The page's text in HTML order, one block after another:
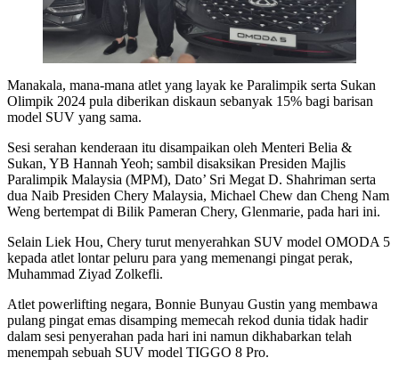
Manakala, mana-mana atlet yang layak ke Paralimpik serta Sukan
Olimpik 2024 pula diberikan diskaun sebanyak 15% bagi barisan
model SUV yang sama.
Sesi serahan kenderaan itu disampaikan oleh Menteri Belia &
Sukan, YB Hannah Yeoh; sambil disaksikan Presiden Majlis
Paralimpik Malaysia (MPM), Dato’ Sri Megat D. Shahriman serta
dua Naib Presiden Chery Malaysia, Michael Chew dan Cheng Nam
Weng bertempat di Bilik Pameran Chery, Glenmarie, pada hari ini.
Selain Liek Hou, Chery turut menyerahkan SUV model OMODA 5
kepada atlet lontar peluru para yang memenangi pingat perak,
Muhammad Ziyad Zolkefli.
Atlet powerlifting negara, Bonnie Bunyau Gustin yang membawa
pulang pingat emas disamping memecah rekod dunia tidak hadir
dalam sesi penyerahan pada hari ini namun dikhabarkan telah
menempah sebuah SUV model TIGGO 8 Pro.